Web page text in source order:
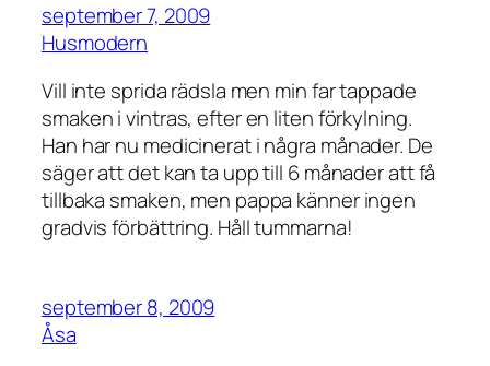
september 7, 2009
Husmodern
Vill inte sprida rädsla men min far tappade
smaken i vintras, efter en liten förkylning.
Han har nu medicinerat i några månader. De
säger att det kan ta upp till 6 månader att få
tillbaka smaken, men pappa känner ingen
gradvis förbättring. Håll tummarna!
september 8, 2009
Åsa